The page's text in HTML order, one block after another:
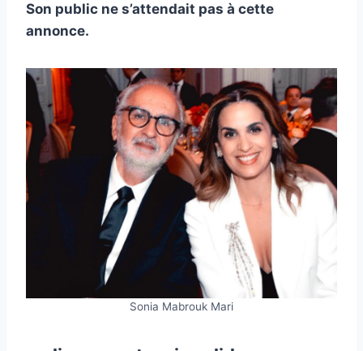
Son public ne s’attendait pas à cette
annonce.
Sonia Mabrouk Mari